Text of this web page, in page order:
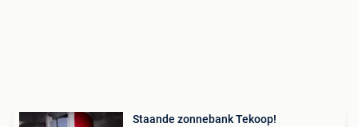
Staande zonnebank Tekoop!